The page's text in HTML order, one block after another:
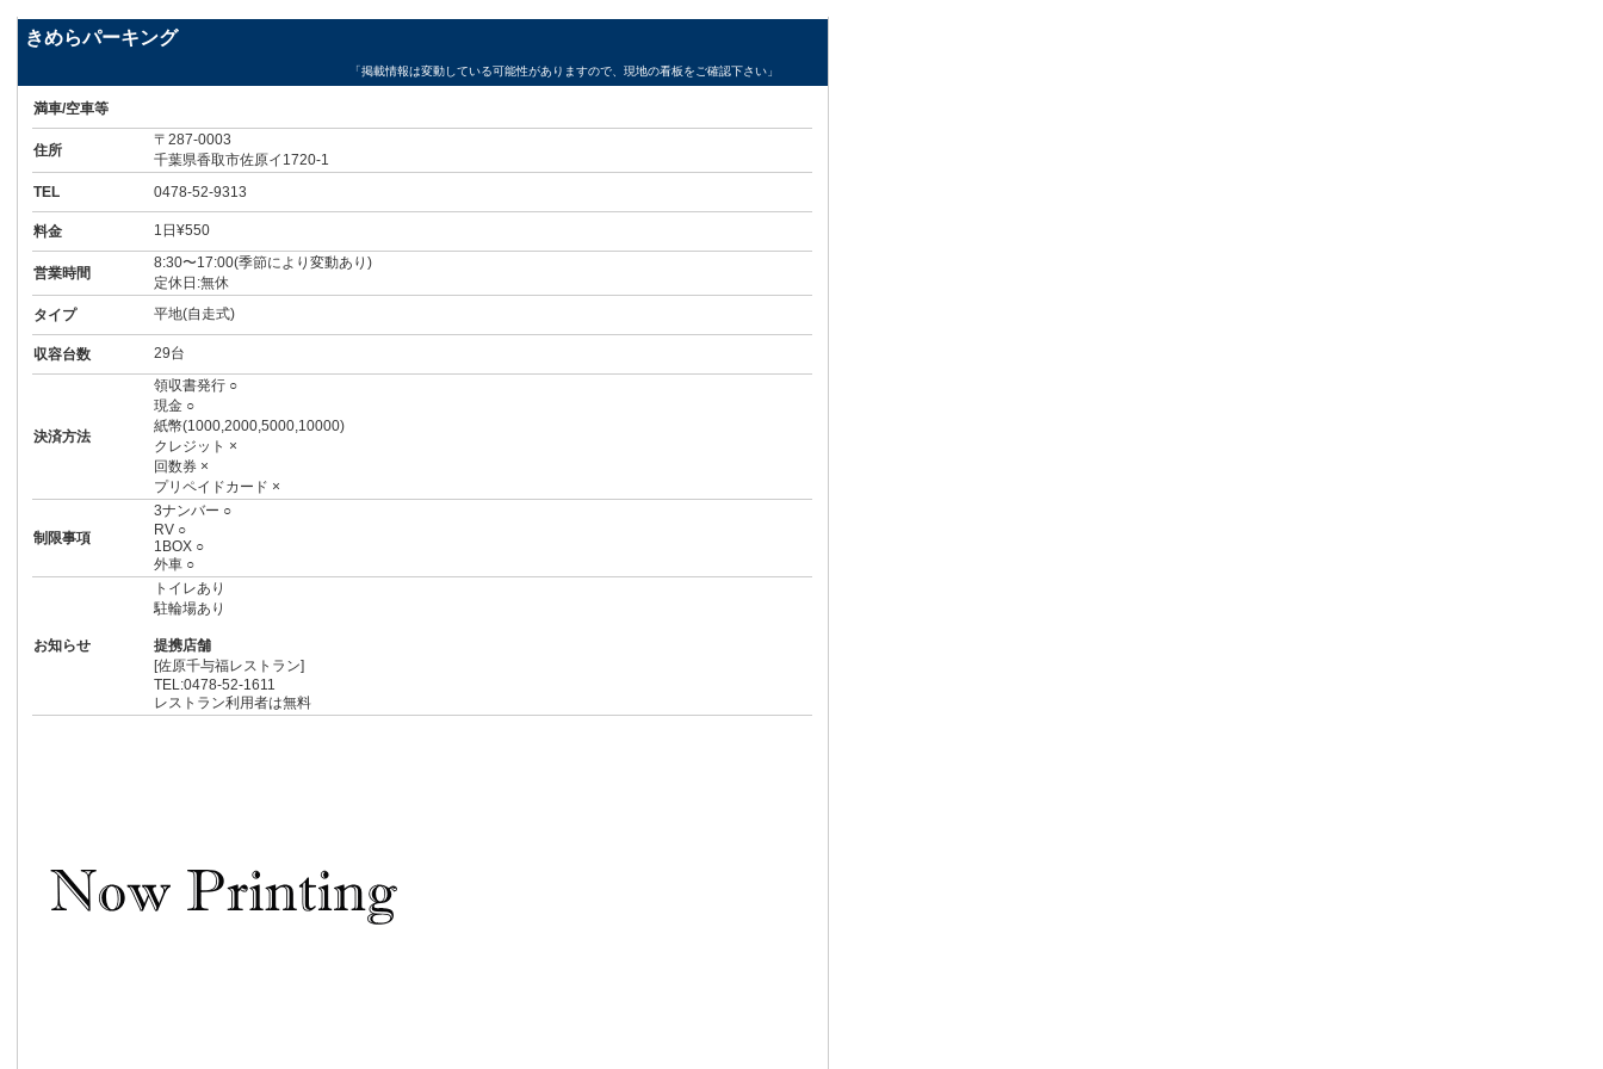
きめらパーキング
「掲載情報は変動している可能性がありますので、現地の看板をご確認下さい」
満車/空車等
住所
〒287-0003
千葉県香取市佐原イ1720-1
TEL
0478-52-9313
料金 1日¥550
営業時間
8:30〜17:00(季節により変動あり)
定休日:無休
タイプ
平地(自走式)
収容台数 29台
決済方法
領収書発行 ○
現金 ○
紙幣(1000,2000,5000,10000)
クレジット ×
回数券 ×
プリペイドカード ×
制限事項
3ナンバー ○
RV ○
1BOX ○
外車 ○
お知らせ
トイレあり
駐輪場あり
提携店舗
[佐原千与福レストラン]
TEL:0478-52-1611
レストラン利用者は無料